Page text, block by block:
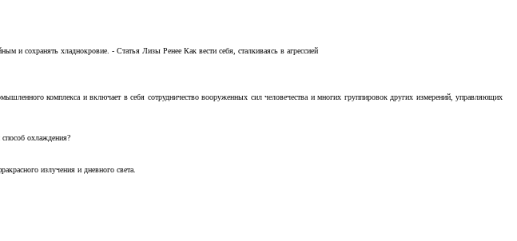
и сохранять хладнокровие. - Статья Лизы Ренее Как вести себя, сталкиваясь в агрессией
комплекса и включает в себя сотрудничество вооруженных сил человечества и многих группировок других измерений, управляющих
охлаждения?
излучения и дневного света.